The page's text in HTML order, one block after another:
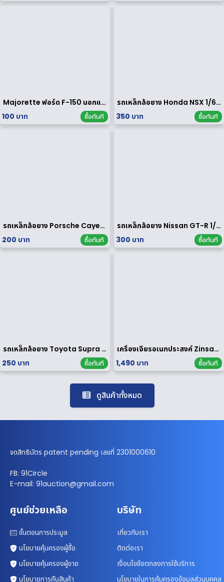
Majorette ฟอร์ด F-150 นอกแพค
100 บาท
ซื้อทันที
รถเหล็กล้อยาง Honda NSX 1/64 ของ rare
350 บาท
ซื้อทันที
รถเหล็กล้อยาง Porsche Cayenne Turbo 1/64
200 บาท
ซื้อทันที
รถเหล็กล้อยาง Nissan GT-R 1/64
300 บาท
ซื้อทันที
รถเหล็กล้อยาง Toyota Supra 1/64
250 บาท
ซื้อทันที
เครื่องเจียรอเนกประสงค์ Zinsano รุ่น MG135E [ มือสอง ]
1,490 บาท
ซื้อทันที
ดูสินค้าทั้งหมด
จดสิทธิบัตร patent pending เลขที่ 2301000610
FB: 91Circle
E-mail: 91auction@gmail.com
ศูนย์ช่วยเหลือ
ขั้นตอนการประมูล
นโยบายคุ้มครองผู้ซื้อ
นโยบายคุ้มครองผู้ขาย
นโยบายการคืนสินค้า
บริษัท
เกี่ยวกับเรา
ติดต่อเรา
เงื่อนไขข้อตกลงการใช้บริการ
นโยบายในการคุ้มครองข้อมูลส่วนบุคคล